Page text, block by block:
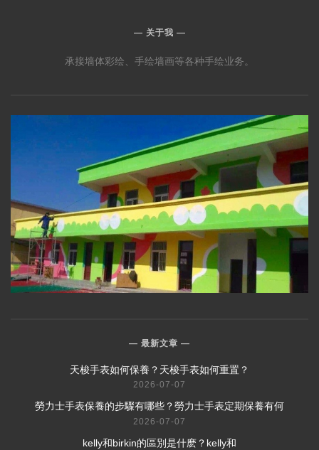
关于我
承接墙体彩绘、手绘墙画等各种手绘业务。
最新文章
​天梭手表如何保養？天梭手表如何重置？
2026-07-07
​勞力士手表保養的步驟有哪些？勞力士手表定期保養有何
2026-07-07
​kelly和birkin的區別是什麽？kelly和